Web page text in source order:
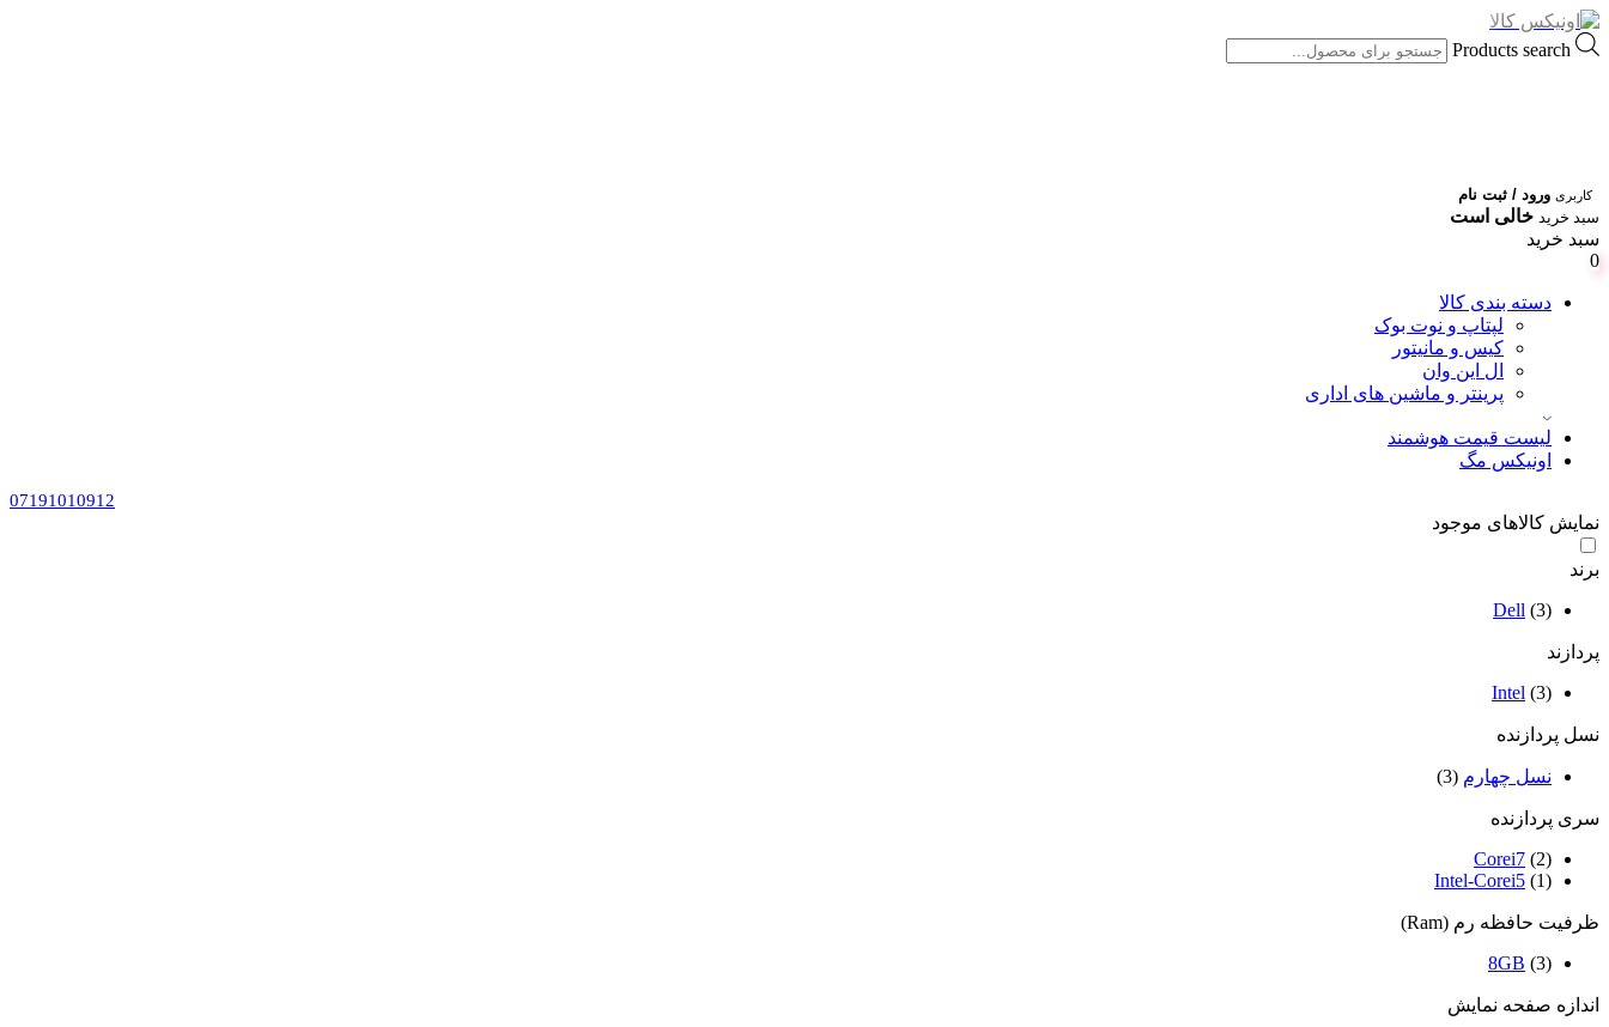
Products search
کاربری ورود / ثبت نام
سبد خرید خالی است
سبد خرید
0
دسته بندی کالا
لپتاپ و نوت بوک
کیس و مانیتور
ال این وان
پرینتر و ماشین های اداری
لیست قیمت هوشمند
اونیکس مگ
07191010912
نمایش کالاهای موجود
برند
Dell (3)
پردازند
Intel (3)
نسل پردازنده
نسل چهارم (3)
سری پردازنده
Corei7 (2)
Intel-Corei5 (1)
ظرفیت حافظه رم (Ram)
8GB (3)
اندازه صفحه نمایش